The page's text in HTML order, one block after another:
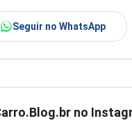
Seguir no WhatsApp
no